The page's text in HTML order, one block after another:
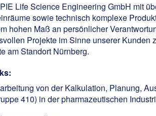
Life Science Engineering GmbH mit
sowie technisch komplexe
hohen Maß an persönlicher
Projekte im Sinne unserer Kunden
am Standort Nürnberg.
von der Kalkulation, Planung,
410) in der pharmazeutischen